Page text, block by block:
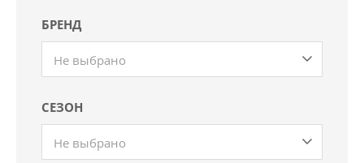
БРЕНД
Не выбрано
СЕЗОН
Не выбрано